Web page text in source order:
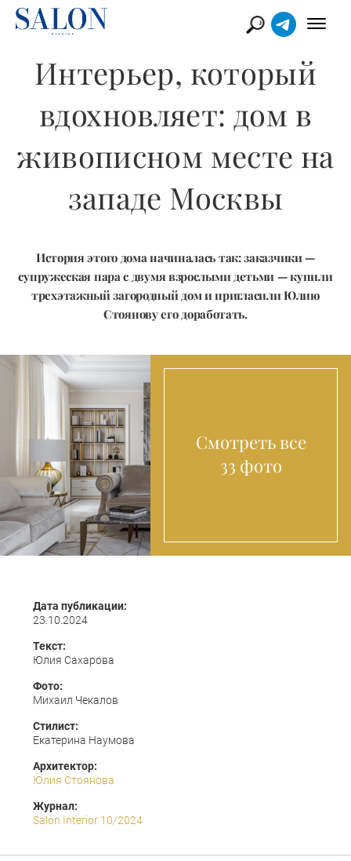
Интерьер, который
вдохновляет: дом в
живописном месте на
западе Москвы
История этого дома начиналась так: заказчики —
супружеская пара с двумя взрослыми детьми — купили
трехэтажный загородный дом и пригласили Юлию
Стоянову его доработать.
Смотреть все
33 фото
Дата публикации:
23.10.2024
Текст:
Юлия Сахарова
Фото:
Михаил Чекалов
Стилист:
Екатерина Наумова
Архитектор:
Юлия Стоянова
Журнал:
Salon Interior 10/2024